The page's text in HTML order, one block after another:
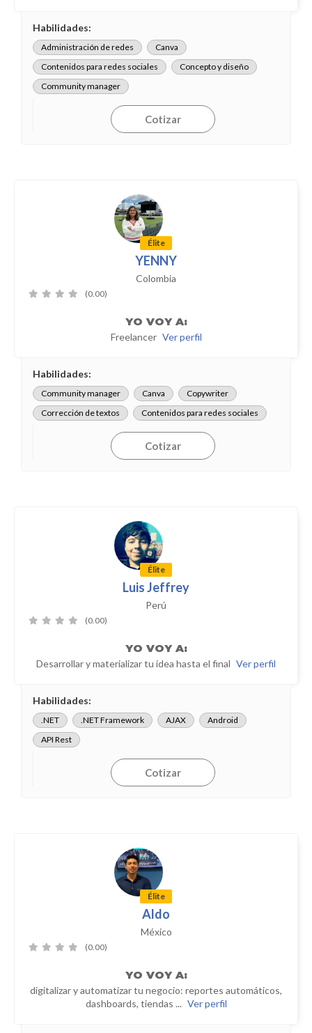
Habilidades:
Administración de redes
Canva
Contenidos para redes sociales
Concepto y diseño
Community manager
Cotizar
Élite
YENNY
Colombia
(0.00)
YO VOY A:
Freelancer Ver perfil
Habilidades:
Community manager Canva
Copywriter
Corrección de textos
Contenidos para redes sociales
Cotizar
Élite
Luis Jeffrey
Perú
(0.00)
YO VOY A:
Desarrollar y materializar tu idea hasta el final Ver perfil
Habilidades:
.NET .NET Framework AJAX
Android
API Rest
Cotizar
Élite
Aldo
México
(0.00)
YO VOY A:
digitalizar y automatizar tu negocio: reportes automáticos,
dashboards, tiendas ... Ver perfil